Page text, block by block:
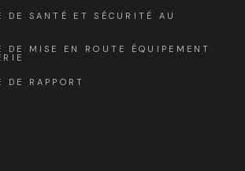
DE SANTÉ ET SÉCURITÉ AU
DE MISE EN ROUTE ÉQUIPEMENT
DE RAPPORT